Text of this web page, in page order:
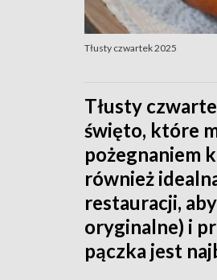
Tłusty czwartek 2025
Tłusty
święto, które
pożegnaniem
również
restauracji,
oryginalne) i
pączka jest